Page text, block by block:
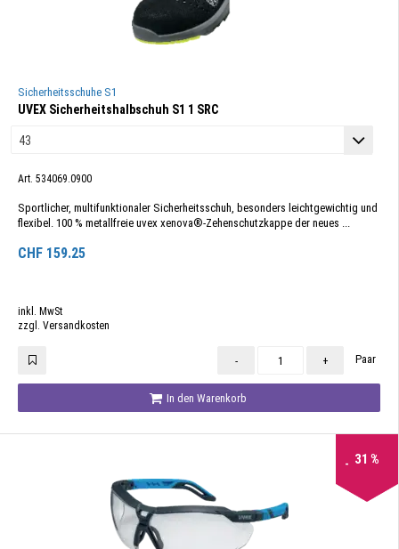
Sicherheitsschuhe S1
UVEX Sicherheitshalbschuh S1 1 SRC
Art. 534069.0900
Sportlicher, multifunktionaler Sicherheitsschuh, besonders leichtgewichtig und
flexibel. 100 % metallfreie uvex xenova®-Zehenschutzkappe der neues ...
CHF 159.25
inkl. MwSt
zzgl. Versandkosten
- + Paar
In den Warenkorb
31 %